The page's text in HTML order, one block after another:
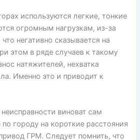
используются легкие, тонкие
огромным нагрузкам, из-за
негативно сказывается на
этом в ряде случаев к такому
натяжителей, нехватка
Именно это и приводит к
виноват сам
городу на короткие расстояния
ГРМ. Следует помнить, что